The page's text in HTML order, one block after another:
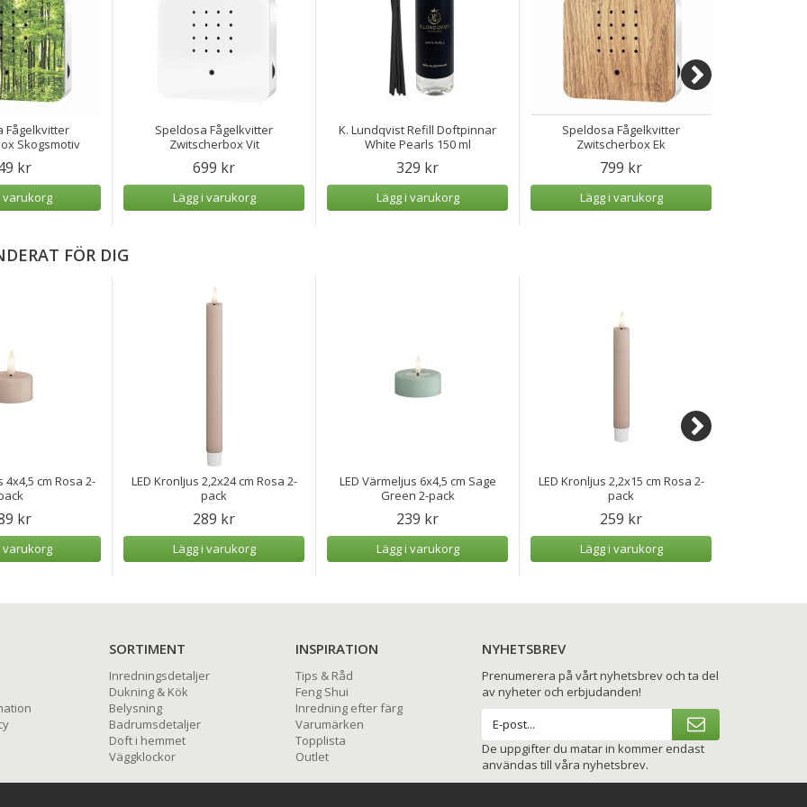
Fågelkvitter
Skogsmotiv
kr
varukorg
Speldosa Fågelkvitter
Zwitscherbox Vit
699 kr
Lägg i varukorg
K. Lundqvist Refill Doftpinnar
White Pearls 150 ml
329 kr
Lägg i varukorg
Speldosa Fågelkvitter
Zwitscherbox Ek
799 kr
Lägg i varukorg
FÖR DIG
4x4,5 cm Rosa 2-
kr
varukorg
LED Kronljus 2,2x24 cm Rosa 2-
pack
289 kr
Lägg i varukorg
LED Värmeljus 6x4,5 cm Sage
Green 2-pack
239 kr
Lägg i varukorg
LED Kronljus 2,2x15 cm Rosa 2-
pack
259 kr
Lägg i varukorg
SORTIMENT
Inredningsdetaljer
Dukning & Kök
Belysning
Badrumsdetaljer
Doft i hemmet
Väggklockor
INSPIRATION
Tips & Råd
Feng Shui
Inredning efter färg
Varumärken
Topplista
Outlet
NYHETSBREV
Prenumerera på vårt nyhetsbrev och ta del
av nyheter och erbjudanden!
De uppgifter du matar in kommer endast
användas till våra nyhetsbrev.